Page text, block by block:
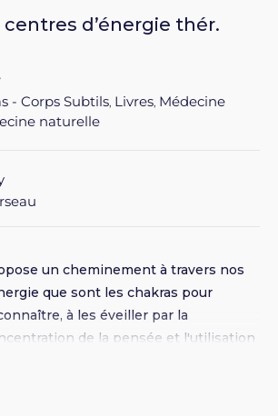
d’énergie thér.
- Corps Subtils, Livres, Médecine
naturelle
un cheminement à travers nos
que sont les chakras pour
à les éveiller par la
de la pensée et l'utilisation
les maux par des méthodes
16 x 24 - Illustrations N&B - 160